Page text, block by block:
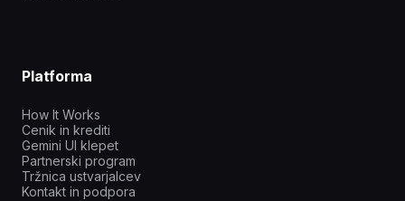
Platforma
How It Works
Cenik in krediti
Gemini UI klepet
Partnerski program
Tržnica ustvarjalcev
Kontakt in podpora